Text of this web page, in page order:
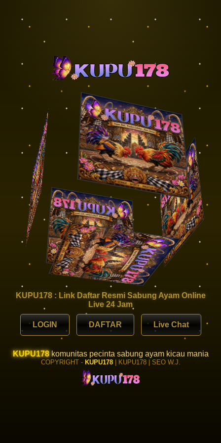
KUPU178 : Link Daftar Resmi Sabung Ayam Online
Live 24 Jam
LOGIN DAFTAR Live Chat
KUPU178komunitas pecinta sabung ayam kicau mania
COPYRIGHT - KUPU178| KUPU178 | SEO W.J.